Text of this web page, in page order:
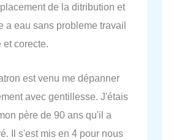
de la ditribution et
a eau sans probleme travail
et corecte.
est venu me dépanner
avec gentillesse. J'étais
père de 90 ans qu'il a
Il s'est mis en 4 pour nous